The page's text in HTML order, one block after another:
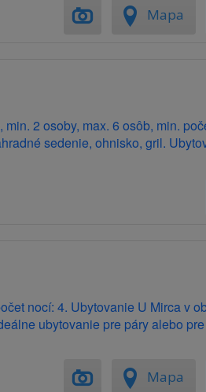
Mapa
2 osoby, max. 6 osôb, min.
sedenie, ohnisko, gril.
nocí: 4. Ubytovanie U Mirca v
ubytovanie pre páry alebo
Mapa